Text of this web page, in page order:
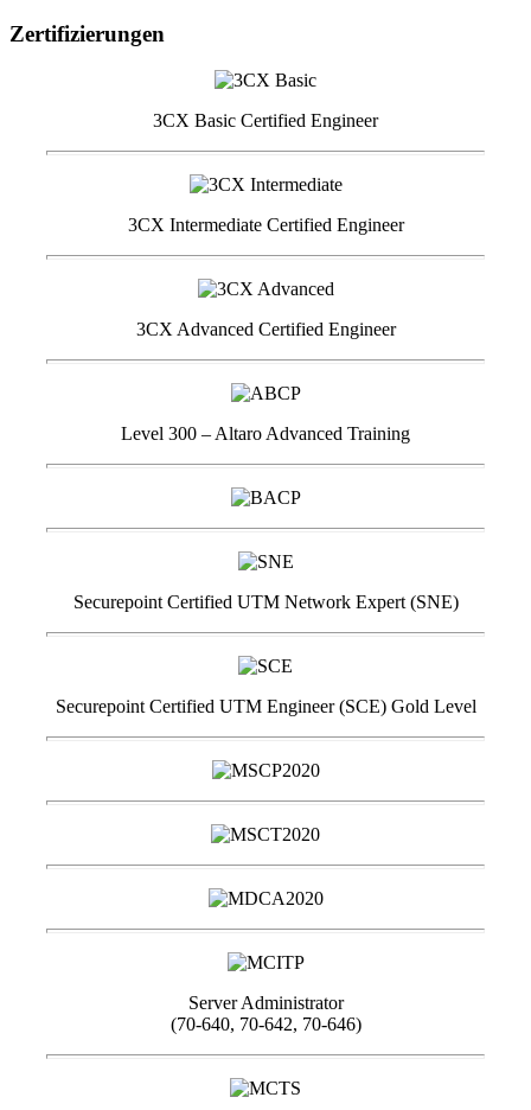
Zertifizierungen
3CX Basic Certified Engineer
3CX Intermediate Certified Engineer
3CX Advanced Certified Engineer
Level 300 – Altaro Advanced Training
Securepoint Certified UTM Network Expert (SNE)
Securepoint Certified UTM Engineer (SCE) Gold Level
Server Administrator
(70-640, 70-642, 70-646)